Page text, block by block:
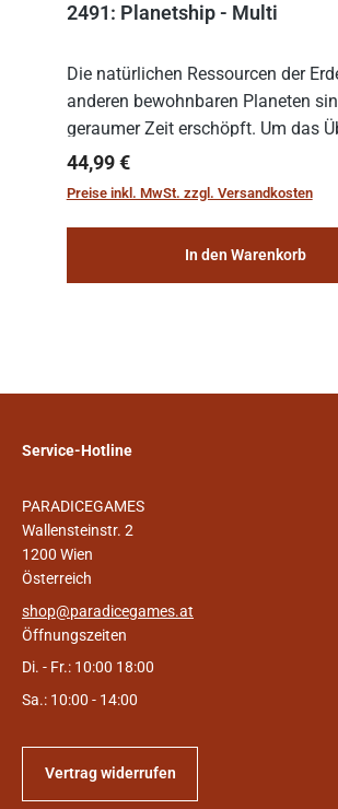
2491: Planetship - Multi
Die natürlichen Ressourcen der
anderen bewohnbaren Planeten
geraumer Zeit erschöpft. Um das
sichern, wurden die sogenannten
„Weltenschiffe“ gebaut. Auf diesen
Regulärer Preis:
44,99 €
Preise inkl. MwSt. zzgl. Versandkosten
In den Warenkorb
Service-Hotline
PARADICEGAMES
Wallensteinstr. 2
1200 Wien
Österreich
shop@paradicegames.at
Öffnungszeiten
Di. - Fr.: 10:00 18:00
Sa.: 10:00 - 14:00
Vertrag widerrufen